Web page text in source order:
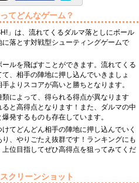
てどんなゲーム？
」は、流れてくるダルマ落としにボール
落とす対戦型シューティングゲームで
ルを飛ばすことができます。流れてくる
、相手の陣地に押し込んでいきましょ
よりスコアが高いと勝ちとなります。
によって、得られる得点が異なります
と高得点となります！また、ダルマの中
発するものも存在しています。
てどんどん相手の陣地に押し込んでいく
、やりごたえ抜群です！ランキングにも
位目指してぜひ高得点を狙ってみてくだ
クリーンショット